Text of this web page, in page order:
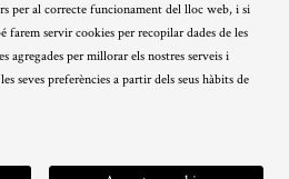
| Política de privacitat |
| Transparència
per al correcte funcionament del lloc web, i si
farem servir cookies per recopilar dades de les
agregades per millorar els nostres serveis i
seves preferències a partir dels seus hàbits de